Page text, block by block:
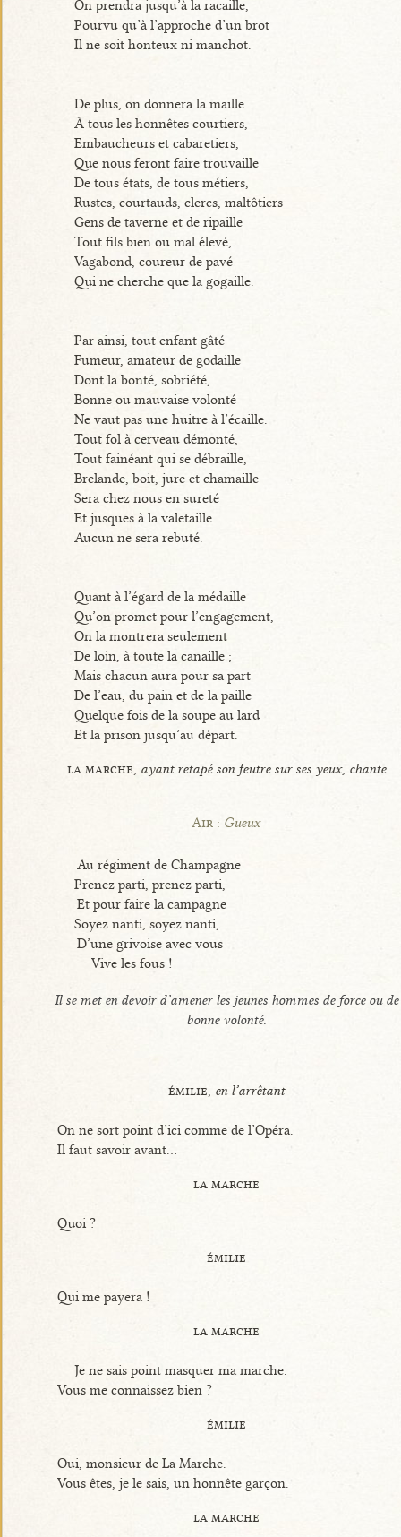
On prendra jusqu’à la racaille,
Pourvu qu’à l’approche d’un brot
Il ne soit honteux ni manchot.
De plus, on donnera la maille
À tous les honnêtes courtiers,
Embaucheurs et cabaretiers,
Que nous feront faire trouvaille
De tous états, de tous métiers,
Rustes, courtauds, clercs, maltôtiers
Gens de taverne et de ripaille
Tout fils bien ou mal élevé,
Vagabond, coureur de pavé
Qui ne cherche que la gogaille.
Par ainsi, tout enfant gâté
Fumeur, amateur de godaille
Dont la bonté, sobriété,
Bonne ou mauvaise volonté
Ne vaut pas une huitre à l’écaille.
Tout fol à cerveau démonté,
Tout fainéant qui se débraille,
Brelande, boit, jure et chamaille
Sera chez nous en sureté
Et jusques à la valetaille
Aucun ne sera rebuté.
Quant à l’égard de la médaille
Qu’on promet pour l’engagement,
On la montrera seulement
De loin, à toute la canaille ;
Mais chacun aura pour sa part
De l’eau, du pain et de la paille
Quelque fois de la soupe au lard
Et la prison jusqu’au départ.
la marche, ayant retapé son feutre sur ses yeux, chante
Air : Gueux
Au régiment de Champagne
Prenez parti, prenez parti,
Et pour faire la campagne
Soyez nanti, soyez nanti,
D’une grivoise avec vous
Vive les fous !
Il se met en devoir d’amener les jeunes hommes de force ou de
bonne volonté.
émilie, en l’arrêtant
On ne sort point d’ici comme de l’Opéra.
Il faut savoir avant...
la marche
Quoi ?
émilie
Qui me payera !
la marche
Je ne sais point masquer ma marche.
Vous me connaissez bien ?
émilie
Oui, monsieur de La Marche.
Vous êtes, je le sais, un honnête garçon.
la marche